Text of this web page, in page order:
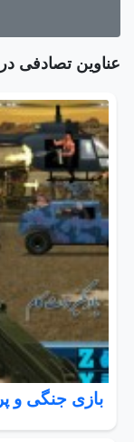
عناوین تصادفی در
بازی جنگی و